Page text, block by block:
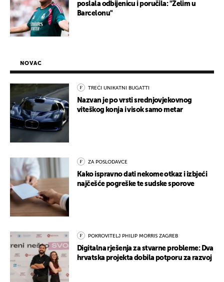
poslala odbijenicu i poručila: "Želim u
Barcelonu"
NOVAC
TREĆI UNIKATNI BUGATTI
Nazvan je po vrsti srednjovjekovnog
viteškog konja i visok samo metar
ZA POSLODAVCE
Kako ispravno dati nekome otkaz i izbjeći
najčešće pogreške te sudske sporove
POKROVITELJ PHILIP MORRIS ZAGREB
Digitalna rješenja za stvarne probleme: Dva
hrvatska projekta dobila potporu za razvoj